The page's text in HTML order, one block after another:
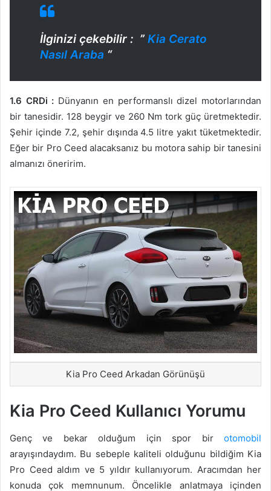
İlginizi çekebilir : ” Kia Cerato
Nasıl Araba “
1.6 CRDi : Dünyanın en performanslı dizel motorlarından
bir tanesidir. 128 beygir ve 260 Nm tork güç üretmektedir.
Şehir içinde 7.2, şehir dışında 4.5 litre yakıt tüketmektedir.
Eğer bir Pro Ceed alacaksanız bu motora sahip bir tanesini
almanızı öneririm.
Kia Pro Ceed Arkadan Görünüşü
Kia Pro Ceed Kullanıcı Yorumu
Genç ve bekar olduğum için spor bir otomobil
arayışındaydım. Bu sebeple kaliteli olduğunu bildiğim Kia
Pro Ceed aldım ve 5 yıldır kullanıyorum. Aracımdan her
konuda çok memnunum. Öncelikle anlatmaya içinden